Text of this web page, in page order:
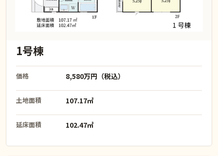
1号棟
価格 8,580万円（税込）
土地面積 107.17㎡
延床面積 102.47㎡